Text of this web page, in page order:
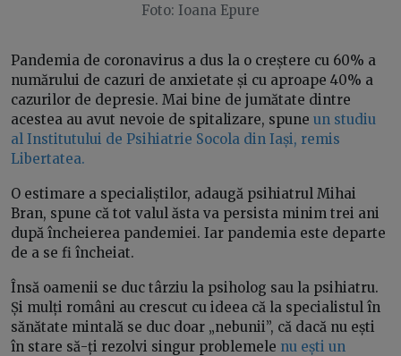
Foto: Ioana Epure
Pandemia de coronavirus a dus la o creștere cu 60% a
numărului de cazuri de anxietate și cu aproape 40% a
cazurilor de depresie. Mai bine de jumătate dintre
acestea au avut nevoie de spitalizare, spune un studiu
al Institutului de Psihiatrie Socola din Iași, remis
Libertatea.
O estimare a specialiștilor, adaugă psihiatrul Mihai
Bran, spune că tot valul ăsta va persista minim trei ani
după încheierea pandemiei. Iar pandemia este departe
de a se fi încheiat.
Însă oamenii se duc târziu la psiholog sau la psihiatru.
Și mulți români au crescut cu ideea că la specialistul în
sănătate mintală se duc doar „nebunii”, că dacă nu ești
în stare să-ți rezolvi singur problemele nu ești un